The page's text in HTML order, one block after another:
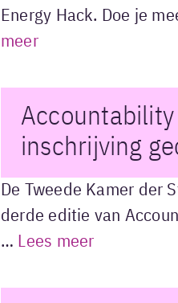
Energy Hack. Doe je
meer
inschrijving
De Tweede Kamer der
derde editie van
… Lees meer